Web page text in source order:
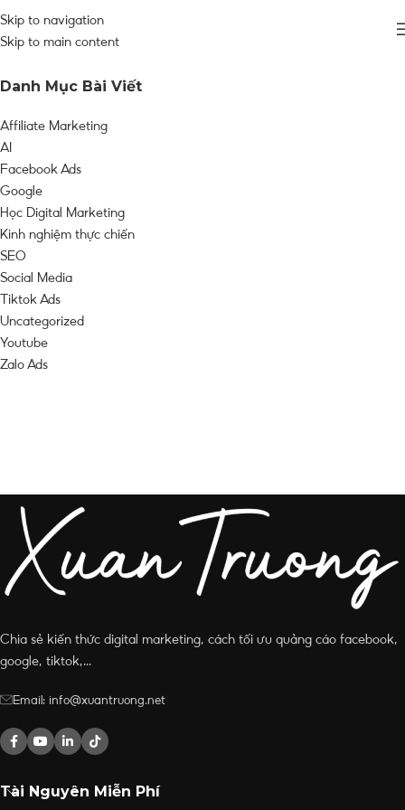
Skip to navigation
Skip to main content
Danh Mục Bài Viết
Affiliate Marketing
AI
Facebook Ads
Google
Học Digital Marketing
Kinh nghiệm thực chiến
SEO
Social Media
Tiktok Ads
Uncategorized
Youtube
Zalo Ads
Chia sẻ kiến thức digital marketing, cách tối ưu quảng cáo facebook,
google, tiktok,...
Email: info@xuantruong.net
Tài Nguyên Miễn Phí